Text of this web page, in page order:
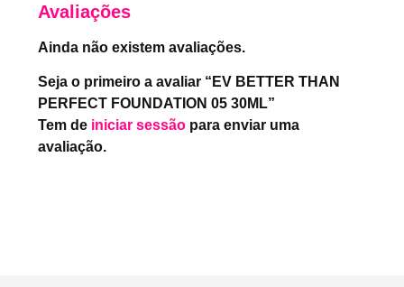
Avaliações
Ainda não existem avaliações.
Seja o primeiro a avaliar “EV BETTER THAN
PERFECT FOUNDATION 05 30ML”
Tem de iniciar sessão para enviar uma
avaliação.